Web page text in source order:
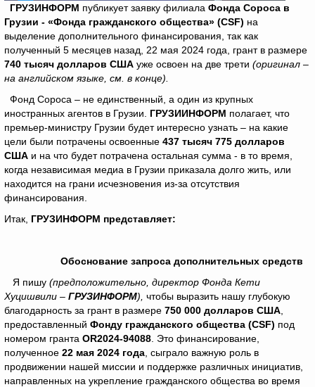
ГРУЗИНФОРМ публикует заявку филиала Фонда Сороса в
Грузии - «Фонда гражданского общества» (CSF) на
выделение дополнительного финансирования, так как
полученный 5 месяцев назад, 22 мая 2024 года, грант в размере
740 тысяч долларов США уже освоен на две трети (оригинал –
на английском языке, см. в конце).
Фонд Сороса – не единственный, а один из крупных
иностранных агентов в Грузии. ГРУЗИИНФОРМ полагает, что
премьер-министру Грузии будет интересно узнать – на какие
цели были потрачены освоенные 437 тысяч 775 долларов
США и на что будет потрачена остальная сумма - в то время,
когда независимая медиа в Грузии приказала долго жить, или
находится на грани исчезновения из-за отсутствия
финансирования.
Итак, ГРУЗИНФОРМ представляет:
Обоснование запроса дополнительных средств
Я пишу (предположительно, директор Фонда Кети
Хуцишвили – ГРУЗИНФОРМ), чтобы выразить нашу глубокую
благодарность за грант в размере 750 000 долларов США
предоставленный Фонду гражданского общества (CSF) под
номером гранта OR2024-94088 . Это финансирование,
полученное 22 мая 2024 года , сыграло важную роль в
продвижении нашей миссии и поддержке различных инициатив,
направленных на укрепление гражданского общества во время